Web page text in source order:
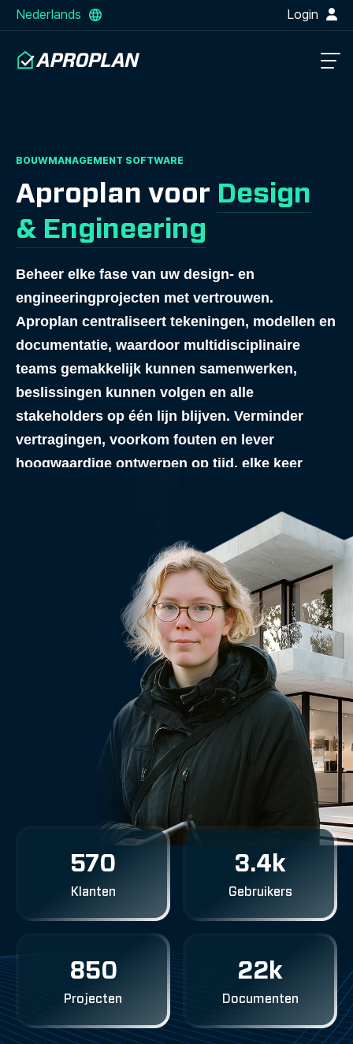
Nederlands Login
BOUWMANAGEMENT SOFTWARE
Aproplan voor Design
& Engineering
Beheer elke fase van uw design- en
engineeringprojecten met vertrouwen.
Aproplan centraliseert tekeningen, modellen en
documentatie, waardoor multidisciplinaire
teams gemakkelijk kunnen samenwerken,
beslissingen kunnen volgen en alle
stakeholders op één lijn blijven. Verminder
vertragingen, voorkom fouten en lever
hoogwaardige ontwerpen op tijd, elke keer
570
Klanten
3.4k
Gebruikers
850
Projecten
22k
Documenten